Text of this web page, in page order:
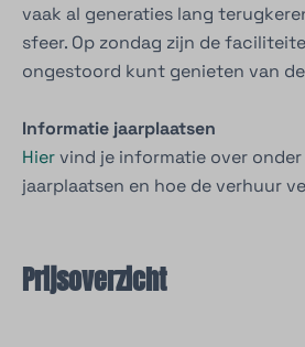
vaak al generaties lang
sfeer. Op zondag zijn de
ongestoord kunt genieten van
Informatie jaarplaatsen
Hiervind je informatie over
jaarplaatsen en hoe de verhuur
Prijsoverzicht